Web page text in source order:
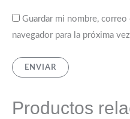
Guardar mi nombre,
navegador para la próxima
Productos